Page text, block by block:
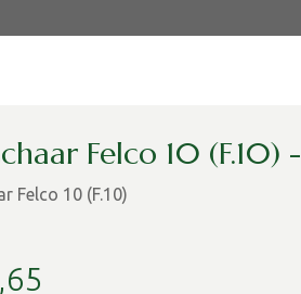
Felco 10 (F.10) -
Felco 10 (F.10)
,65